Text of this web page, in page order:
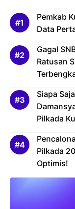
Pemkab
Data
Gagal
Ratusan
Siapa
Pilkada
Pilkada
Optimis!